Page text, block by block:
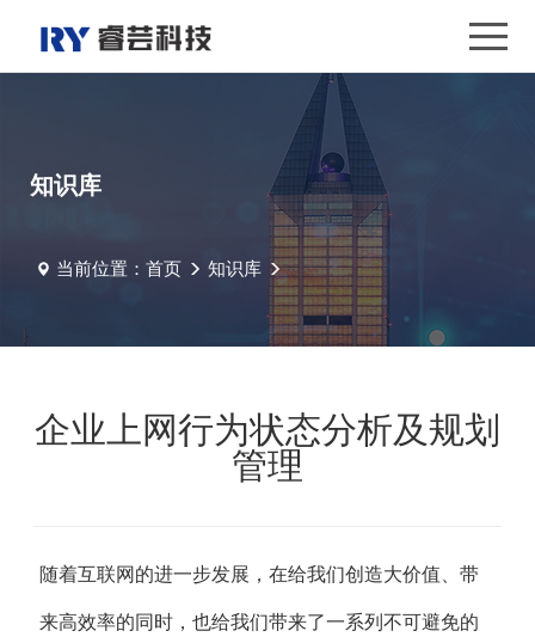
知识库
当前位置： 首页 知识库
企业上网行为状态分析及规划
管理
随着互联网的进一步发展，在给我们创造大价值、带
来高效率的同时，也给我们带来了一系列不可避免的